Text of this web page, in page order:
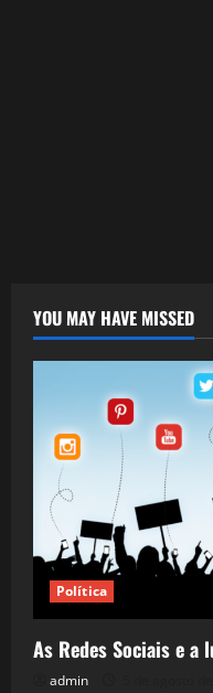
YOU MAY HAVE MISSED
Política
As Redes Sociais e a
admin